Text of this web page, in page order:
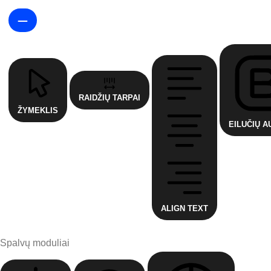
ŽYMEKLIS
RAIDŽIŲ TARPAI
ALIGN TEXT
EILUČIŲ
Spalvų moduliai